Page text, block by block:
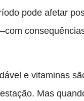
pode afetar
com
e vitaminas
Mas